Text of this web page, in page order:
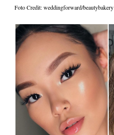
Foto Credit: weddingforward/beautybakery